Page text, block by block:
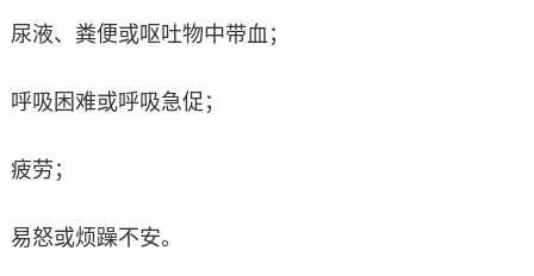
尿液、粪便或呕吐物中带血；
呼吸困难或呼吸急促；
疲劳；
易怒或烦躁不安。